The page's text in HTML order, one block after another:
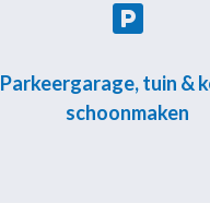

Parkeergarage, tuin &
schoonmaken